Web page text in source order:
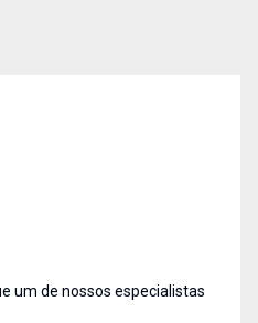
um de nossos especialistas